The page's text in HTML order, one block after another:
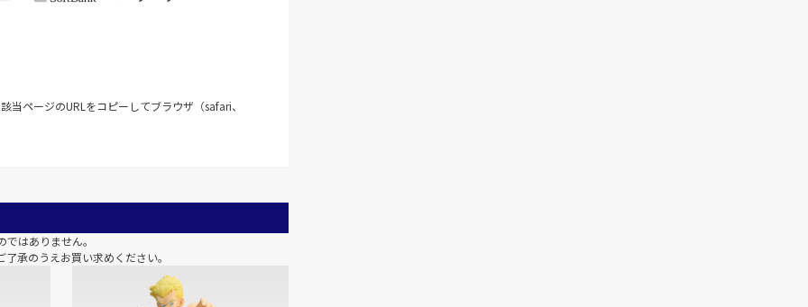
ページのURLをコピーしてブラウザ（safari、
はありません。
承のうえお買い求めください。